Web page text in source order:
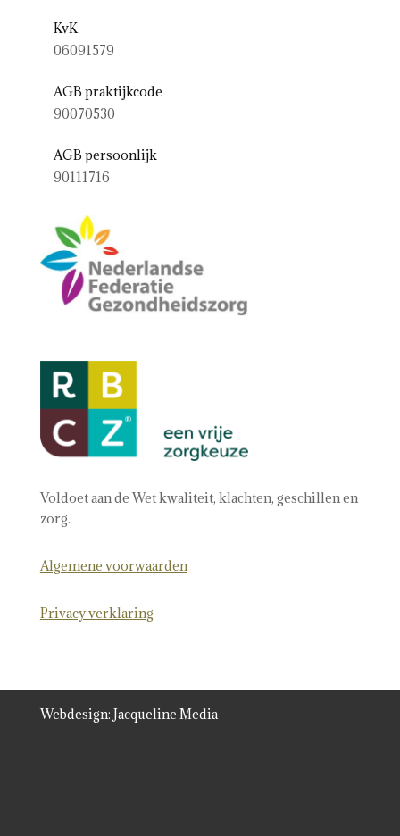
KvK
06091579
AGB praktijkcode
90070530
AGB persoonlijk
90111716
Voldoet aan de Wet kwaliteit, klachten, geschillen en
zorg.
Algemene voorwaarden
Privacy verklaring
Webdesign: Jacqueline Media